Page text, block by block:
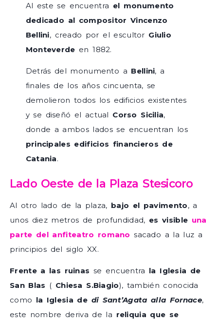
Al este se encuentra el monumento
dedicado al compositor Vincenzo
Bellini, creado por el escultor Giulio
Monteverde en 1882.
Detrás del monumento a Bellini, a
finales de los años cincuenta, se
demolieron todos los edificios existentes
y se diseñó el actual Corso Sicilia,
donde a ambos lados se encuentran los
principales edificios financieros de
Catania.
Lado Oeste de la Plaza Stesicoro
Al otro lado de la plaza, bajo el pavimento, a
unos diez metros de profundidad, es visible una
parte del anfiteatro romano sacado a la luz a
principios del siglo XX.
Frente a las ruinas se encuentra la Iglesia de
San Blas ( Chiesa S.Biagio), también conocida
como la Iglesia de di Sant’Agata alla Fornace,
este nombre deriva de la reliquia que se